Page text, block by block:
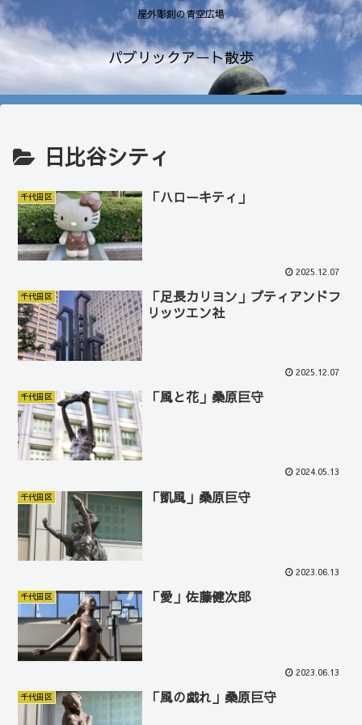
屋外彫刻の青空広場
パブリックアート散歩
日比谷シティ
千代田区 「ハローキティ」
2025.12.07
千代田区
「足長カリヨン」プティアンドフ
リッツエン社
2025.12.07
千代田区 「風と花」桑原巨守
2024.05.13
千代田区 「凱風」桑原巨守
2023.06.13
千代田区 「愛」佐藤健次郎
2023.06.13
千代田区 「風の戯れ」桑原巨守